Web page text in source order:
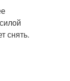
снять.